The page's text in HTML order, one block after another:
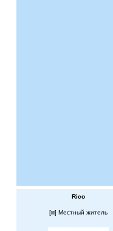
Rico
[ ] Местный житель